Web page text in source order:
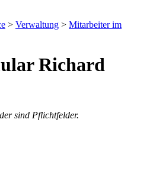
> Verwaltung > Mitarbeiter im
Richard
sind Pflichtfelder.